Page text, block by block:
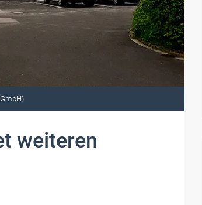
weiteren